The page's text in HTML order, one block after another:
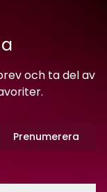
och ta del av
Prenumerera